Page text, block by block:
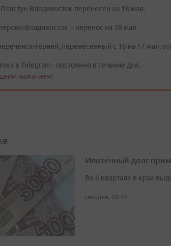
Владивосток перенесен на 18 мая.
Владивосток – перенос на 18 мая.
Терней, перенесенный с 16 на 17 мая,
в Telegram - постоянно в течение дня.
нажатием!
Ипотечный долг
Во II квартале в крае
сегодня, 20:14